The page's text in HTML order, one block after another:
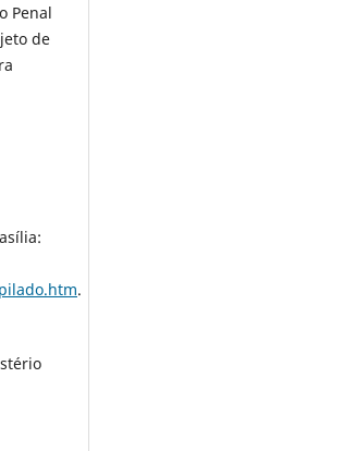
Penal
de
.